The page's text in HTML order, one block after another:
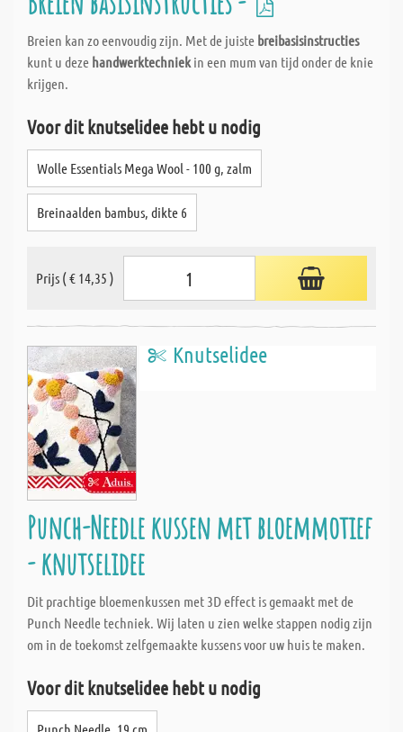
Breien kan zo eenvoudig zijn. Met de juiste breibasisinstructies
kunt u deze handwerktechniek in een mum van tijd onder de knie
krijgen.
Voor dit knutselidee hebt u nodig
Wolle Essentials Mega Wool - 100 g, zalm
Breinaalden bambus, dikte 6
Prijs ( € 14,35 )
Knutselidee
Punch-Needle kussen met bloemmotief
- knutselidee
Dit prachtige bloemenkussen met 3D effect is gemaakt met de
Punch Needle techniek. Wij laten u zien welke stappen nodig zijn
om in de toekomst zelfgemaakte kussens voor uw huis te maken.
Voor dit knutselidee hebt u nodig